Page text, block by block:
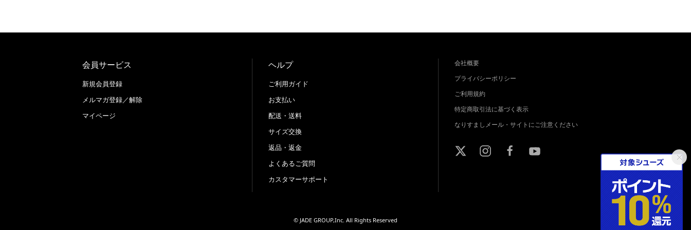
会員サービス
新規会員登録
メルマガ登録／解除
マイページ
ヘルプ
ご利用ガイド
お支払い
配送・送料
サイズ交換
返品・返金
よくあるご質問
カスタマーサポート
会社概要
プライバシーポリシー
ご利用規約
特定商取引法に基づく表示
なりすましメール・サイトにご注意ください
© JADE GROUP,Inc. All Rights Reserved